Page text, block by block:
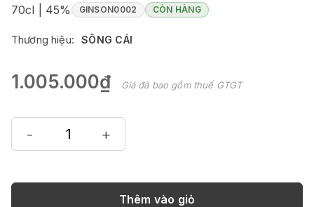
70cl | 45% GINSON0002 CÒN HÀNG
Thương hiệu: SÔNG CÁI
1.005.000₫ Giá đã bao gồm thuế GTGT
- +
Thêm vào giỏ